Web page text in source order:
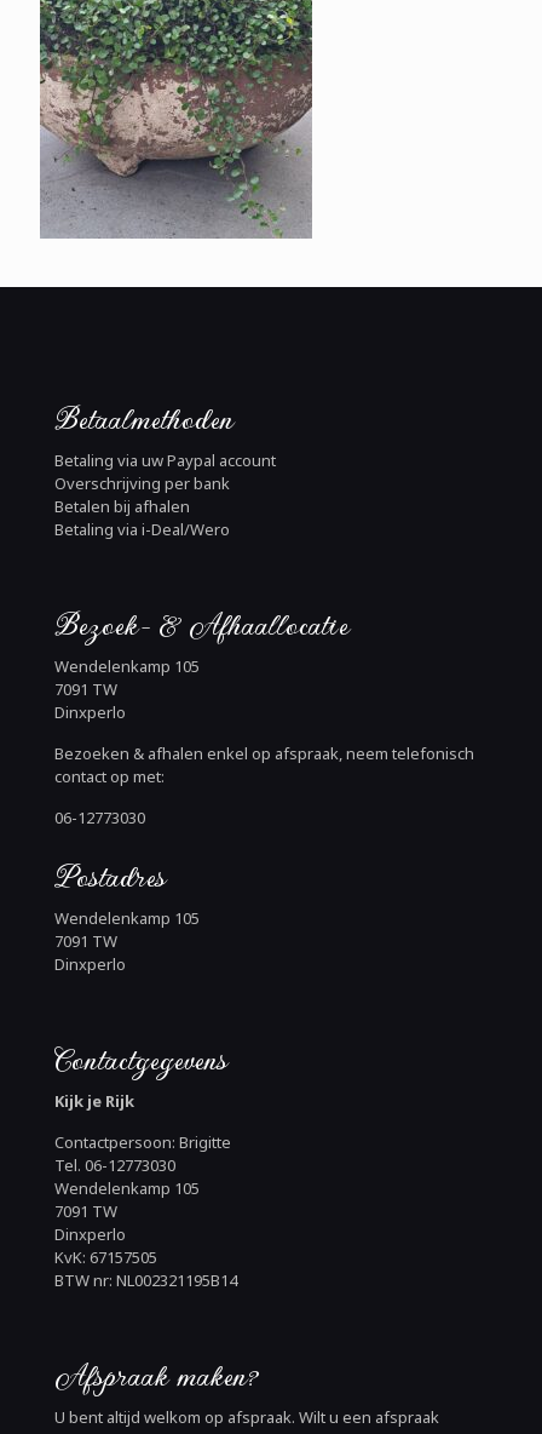
Betaalmethoden
Betaling via uw Paypal account
Overschrijving per bank
Betalen bij afhalen
Betaling via i-Deal/Wero
Bezoek- & Afhaallocatie
Wendelenkamp 105
7091 TW
Dinxperlo
Bezoeken & afhalen enkel op afspraak, neem telefonisch
contact op met:
06-12773030
Postadres
Wendelenkamp 105
7091 TW
Dinxperlo
Contactgegevens
Kijk je Rijk
Contactpersoon: Brigitte
Tel. 06-12773030
Wendelenkamp 105
7091 TW
Dinxperlo
KvK: 67157505
BTW nr: NL002321195B14
Afspraak maken?
U bent altijd welkom op afspraak. Wilt u een afspraak